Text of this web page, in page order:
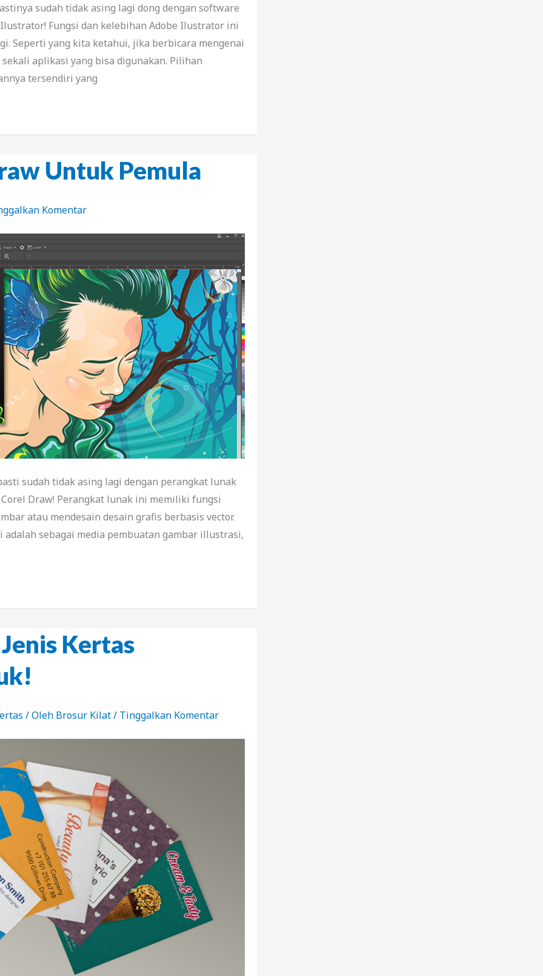
sudah tidak asing lagi dong dengan software
Fungsi dan kelebihan Adobe Ilustrator ini
Seperti yang kita ketahui, jika berbicara mengenai
aplikasi yang bisa digunakan. Pilihan
tersendiri yang
Untuk Pemula
Komentar
sudah tidak asing lagi dengan perangkat lunak
Draw! Perangkat lunak ini memiliki fungsi
atau mendesain desain grafis berbasis vector.
sebagai media pembuatan gambar illustrasi,
Kertas
/ Oleh Brosur Kilat/ Tinggalkan Komentar